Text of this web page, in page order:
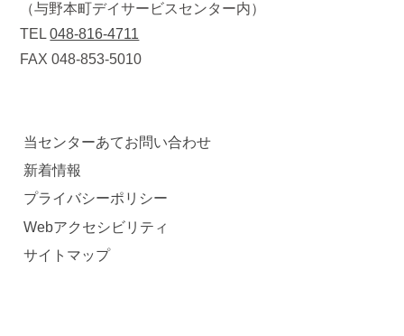
（与野本町デイサービスセンター内）
TEL048-816-4711
FAX 048-853-5010
当センターあてお問い合わせ
新着情報
プライバシーポリシー
Webアクセシビリティ
サイトマップ